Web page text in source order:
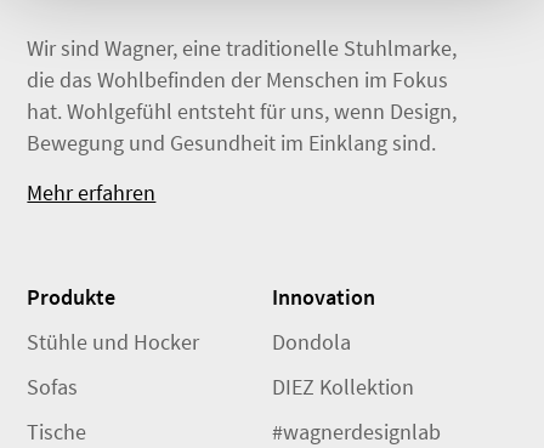
Wir sind Wagner, eine traditionelle Stuhlmarke,
die das Wohlbefinden der Menschen im Fokus
hat. Wohlgefühl entsteht für uns, wenn Design,
Bewegung und Gesundheit im Einklang sind.
Mehr erfahren
Produkte
Stühle und Hocker
Sofas
Tische
Innovation
Dondola
DIEZ Kollektion
#wagnerdesignlab